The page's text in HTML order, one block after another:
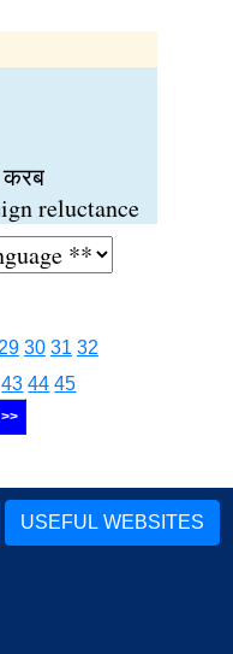
reluctance
29 30 31 32
43 44 45
USEFUL WEBSITES